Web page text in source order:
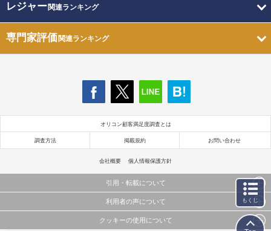
レジャー関連ランキング
専門家評価関連ランキング
オリコン顧客満足度調査とは
調査方法 掲載規約 お問い合わせ
会社概要 個人情報保護方針
引用・転載について
当サイトで公開されている情報（文字、写真、イラスト、画像データ等）及びこれらの配置・
これらの情報を権利者の許可なく無断転載・複製などの二次利用を行うことは固く禁じており
利用者の声について
当サイトに掲載している内容はすべてサービスの利用者が提出された見解・感想です。
クッキーの使用について
もくじ